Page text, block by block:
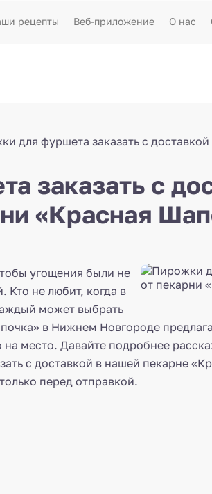
рецепты Веб-приложение О нас
для фуршета заказать с
заказать с
«Красная
угощения были не
Кто не любит, когда в
может выбрать
в Нижнем Новгороде
место. Давайте подробнее
с доставкой в нашей пекарне
перед отправкой.